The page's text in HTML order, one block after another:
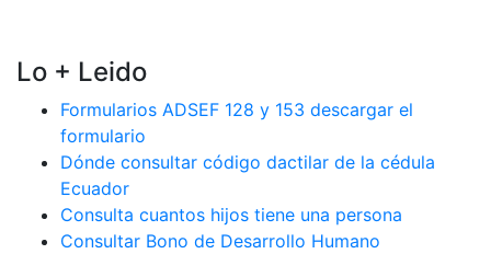
Lo + Leido
Formularios ADSEF 128 y 153 descargar el
formulario
Dónde consultar código dactilar de la cédula
Ecuador
Consulta cuantos hijos tiene una persona
Consultar Bono de Desarrollo Humano